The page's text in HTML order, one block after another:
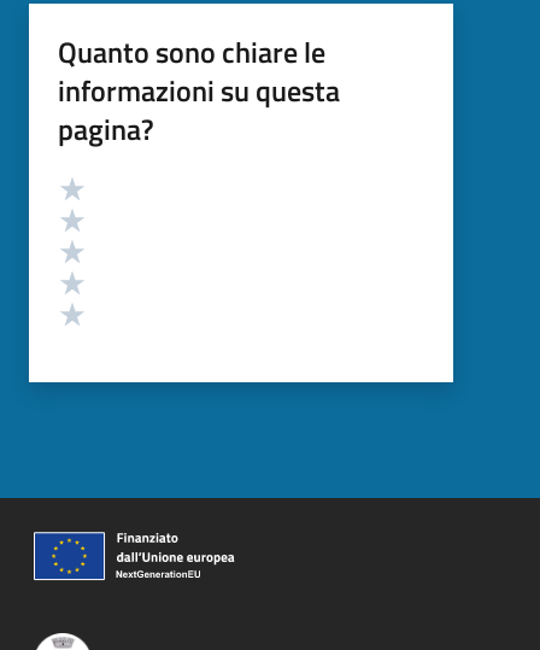
Quanto sono chiare le
informazioni su questa
pagina?
Valutazione